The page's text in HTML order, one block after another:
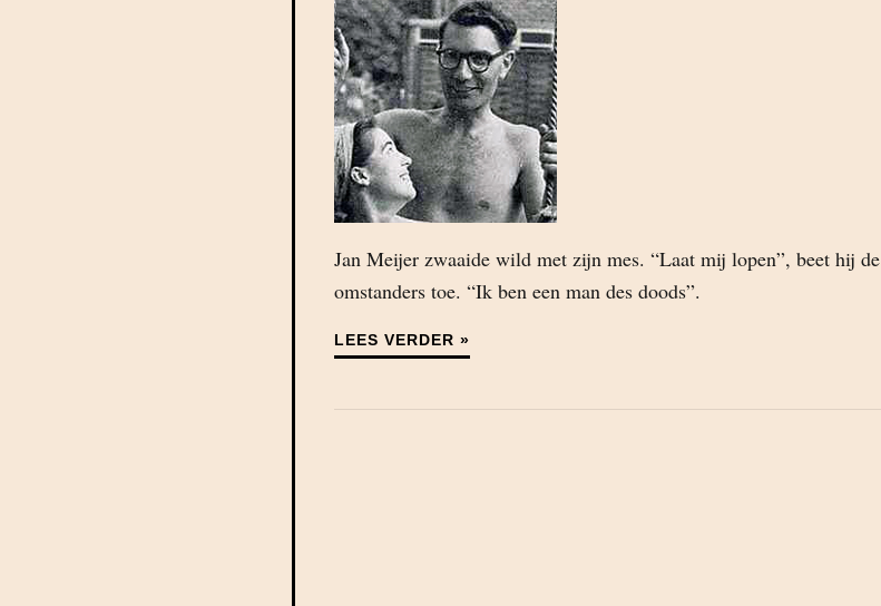
Jan Meijer zwaaide wild met zijn mes. “Laat mij lopen”, beet hij de
omstanders toe. “Ik ben een man des doods”.
LEES VERDER »